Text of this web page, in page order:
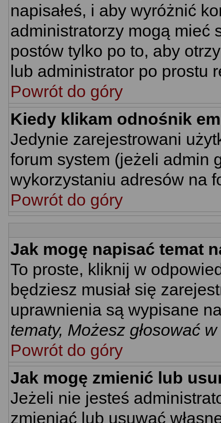
napisałeś, i aby wyróżnić
administratorzy mogą mieć
postów tylko po to, aby
lub administrator po prostu
Powrót do góry
Kiedy klikam odnośnik
Jedynie zarejestrowani
forum system (jeżeli admin
wykorzystaniu adresów na
Powrót do góry
Jak mogę napisać temat
To proste, kliknij w
będziesz musiał się
uprawnienia są wypisane
tematy, Możesz głosować
Powrót do góry
Jak mogę zmienić lub
Jeżeli nie jesteś
zmieniać lub usuwać